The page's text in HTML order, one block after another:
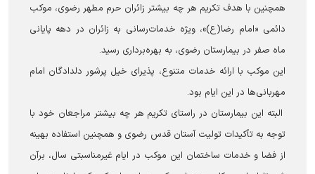
همچنین با هدف تکریم هر چه بیشتر زائران حرم مطهر رضوی، موکب
دائمی «امام رضا(ع)»، ویژه خدمات‌رسانی به زائران در دهه پایانی
ماه صفر در بیمارستان رضوی، به بهره‌برداری رسید.
این موکب با ارائه خدمات متنوع، پذیرای خیل پرشور دلدادگان امام
مهربانی‌ها در این ایام بود.
البته این بیمارستان در راستای تکریم هر چه بیشتر مراجعان خود با
توجه به تأکیدات تولیت آستان قدس رضوی و همچنین استفاده بهینه
از فضا و خدمات ساختمان این موکب در ایام غیرمناسبتی سال، برآن